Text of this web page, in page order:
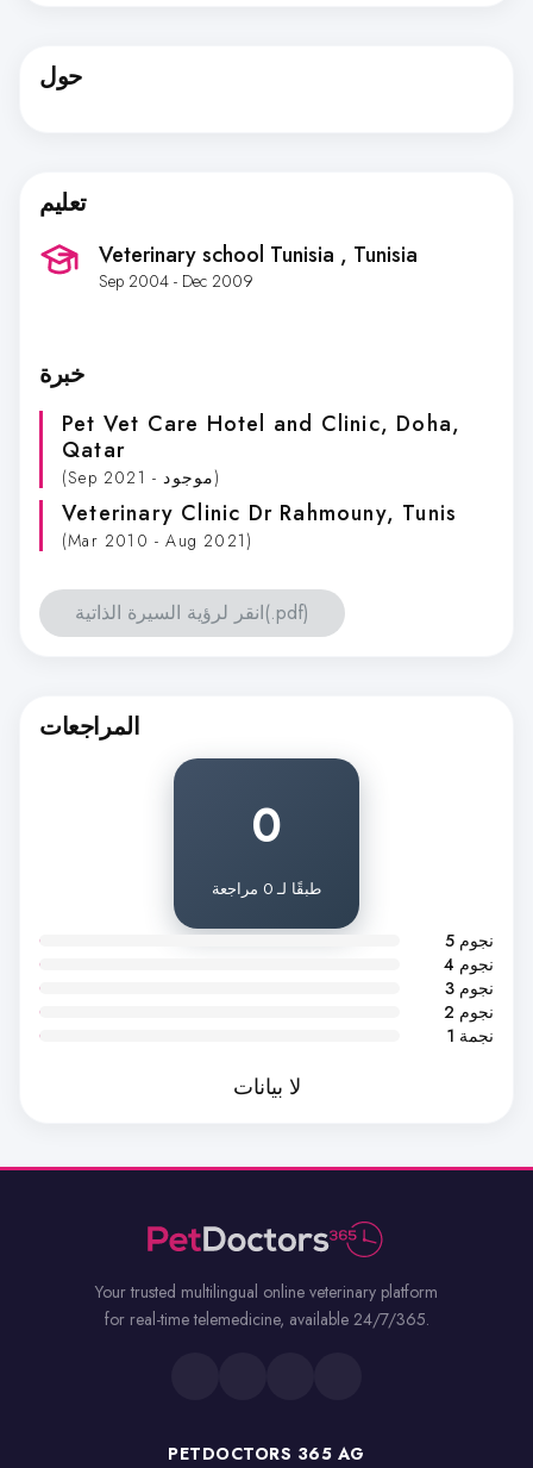
حول
تعليم
Veterinary school Tunisia , Tunisia
Sep 2004 - Dec 2009
خبرة
Pet Vet Care Hotel and Clinic, Doha,
Qatar
(Sep 2021 - موجود)
Veterinary Clinic Dr Rahmouny, Tunis
(Mar 2010 - Aug 2021)
انقر لرؤية السيرة الذاتية(.pdf)
المراجعات
0
طبقًا لـ 0 مراجعة
5 نجوم
4 نجوم
3 نجوم
2 نجوم
1 نجمة
لا بيانات
Your trusted multilingual online veterinary platform
for real-time telemedicine, available 24/7/365.
PETDOCTORS 365 AG